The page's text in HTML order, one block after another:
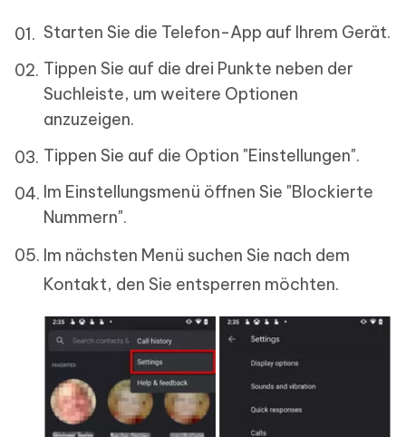
Starten Sie die Telefon-App auf Ihrem Gerät.
Tippen Sie auf die drei Punkte neben der
Suchleiste, um weitere Optionen
anzuzeigen.
Tippen Sie auf die Option "Einstellungen".
Im Einstellungsmenü öffnen Sie "Blockierte
Nummern".
Im nächsten Menü suchen Sie nach dem
Kontakt, den Sie entsperren möchten.